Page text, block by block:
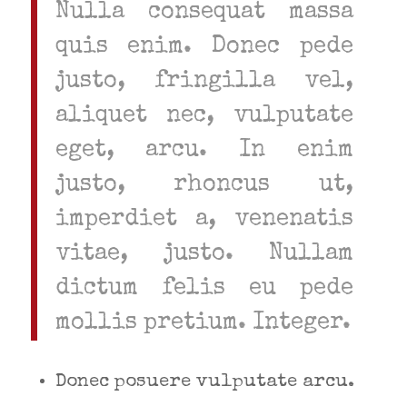
Nulla consequat massa
quis enim. Donec pede
justo, fringilla vel,
aliquet nec, vulputate
eget, arcu. In enim
justo, rhoncus ut,
imperdiet a, venenatis
vitae, justo. Nullam
dictum felis eu pede
mollis pretium. Integer.
Donec posuere vulputate arcu.